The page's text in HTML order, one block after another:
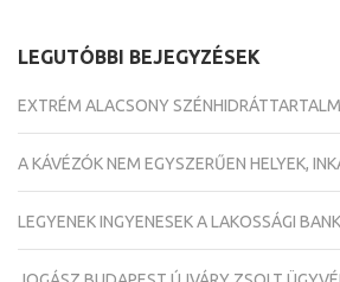
LEGUTÓBBI BEJEGYZÉSEK
EXTRÉM ALACSONY
A KÁVÉZÓK NEM EGYSZERŰEN HELYEK,
LEGYENEK INGYENESEK A LAKOSSÁGI